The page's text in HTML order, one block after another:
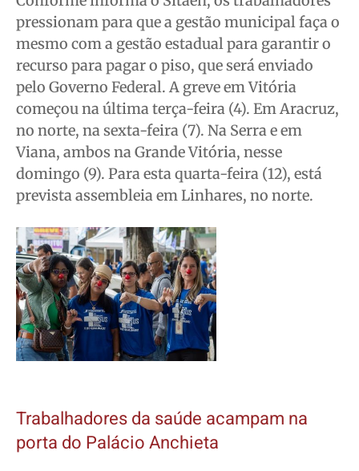
pressionam para que a gestão municipal faça o
mesmo com a gestão estadual para garantir o
recurso para pagar o piso, que será enviado
pelo Governo Federal. A greve em Vitória
começou na última terça-feira (4). Em Aracruz,
no norte, na sexta-feira (7). Na Serra e em
Viana, ambos na Grande Vitória, nesse
domingo (9). Para esta quarta-feira (12), está
prevista assembleia em Linhares, no norte.
Trabalhadores da saúde acampam na
porta do Palácio Anchieta